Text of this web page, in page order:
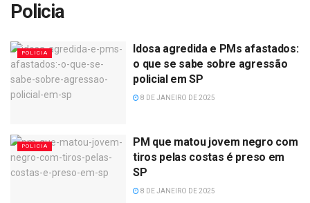
Policia
POLICIA
Idosa agredida e PMs afastados:
o que se sabe sobre agressão
policial em SP
8 DE JANEIRO DE 2025
POLICIA
PM que matou jovem negro com
tiros pelas costas é preso em
SP
8 DE JANEIRO DE 2025